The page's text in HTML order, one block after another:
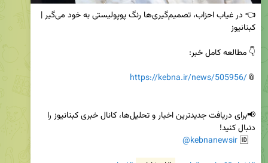
📎
https://kebna.ir/news/505956/
@kebnanewsir